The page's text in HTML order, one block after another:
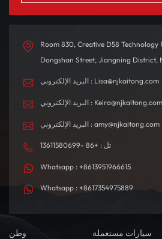
Room 830, Creative D58 Technology
Dongshan Street, Jiangning District,
البريد الإلكتروني : Lisa@njkaitong.com
البريد الإلكتروني : Keira@njkaitong.com
البريد الإلكتروني : amy@njkaitong.com
تل : +86 -13611580699
Whatsapp : +8613951966615
Whatsapp : +8617354975889
وطن سيارات مستعملة